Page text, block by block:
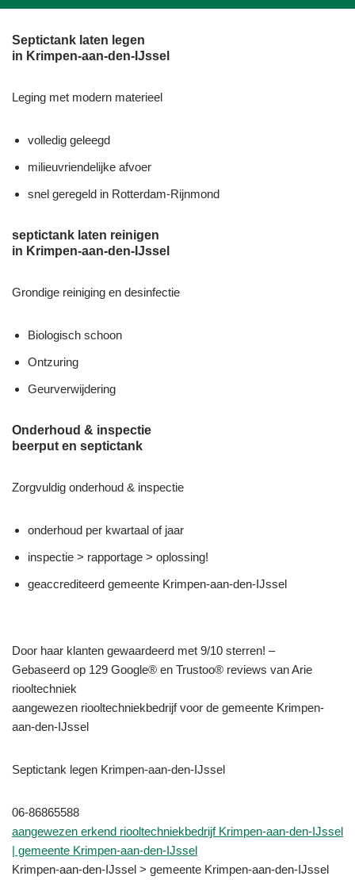
Septictank laten legen
in Krimpen-aan-den-IJssel
Leging met modern materieel
volledig geleegd
milieuvriendelijke afvoer
snel geregeld in Rotterdam-Rijnmond
septictank laten reinigen
in Krimpen-aan-den-IJssel
Grondige reiniging en desinfectie
Biologisch schoon
Ontzuring
Geurverwijdering
Onderhoud & inspectie
beerput en septictank
Zorgvuldig onderhoud & inspectie
onderhoud per kwartaal of jaar
inspectie > rapportage > oplossing!
geaccrediteerd gemeente Krimpen-aan-den-IJssel
Door haar klanten gewaardeerd met 9/10 sterren! –
Gebaseerd op 129 Google® en Trustoo® reviews van Arie
riooltechniek
aangewezen riooltechniekbedrijf voor de gemeente Krimpen-
aan-den-IJssel
Septictank legen Krimpen-aan-den-IJssel
06-86865588
aangewezen erkend riooltechniekbedrijf Krimpen-aan-den-IJssel
| gemeente Krimpen-aan-den-IJssel
Krimpen-aan-den-IJssel > gemeente Krimpen-aan-den-IJssel